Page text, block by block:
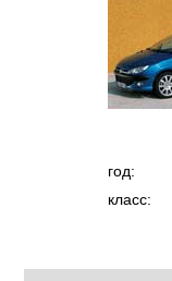
год:
класс: